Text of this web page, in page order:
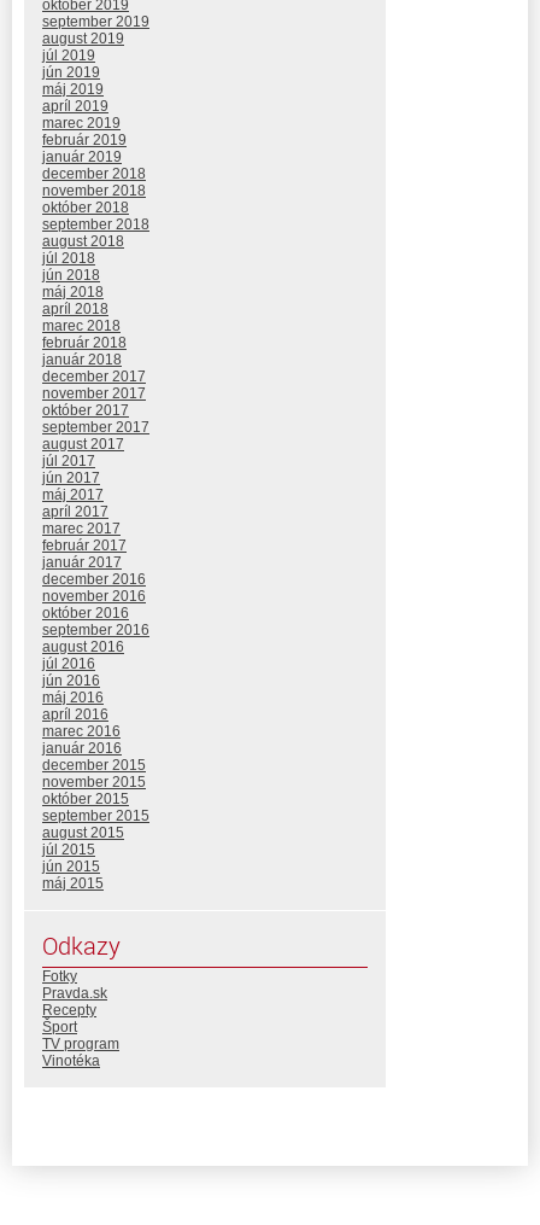
október 2019
september 2019
august 2019
júl 2019
jún 2019
máj 2019
apríl 2019
marec 2019
február 2019
január 2019
december 2018
november 2018
október 2018
september 2018
august 2018
júl 2018
jún 2018
máj 2018
apríl 2018
marec 2018
február 2018
január 2018
december 2017
november 2017
október 2017
september 2017
august 2017
júl 2017
jún 2017
máj 2017
apríl 2017
marec 2017
február 2017
január 2017
december 2016
november 2016
október 2016
september 2016
august 2016
júl 2016
jún 2016
máj 2016
apríl 2016
marec 2016
január 2016
december 2015
november 2015
október 2015
september 2015
august 2015
júl 2015
jún 2015
máj 2015
Odkazy
Fotky
Pravda.sk
Recepty
Šport
TV program
Vinotéka